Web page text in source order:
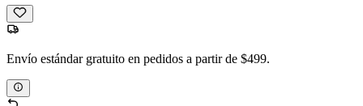
Envío estándar gratuito en pedidos a partir de $499.